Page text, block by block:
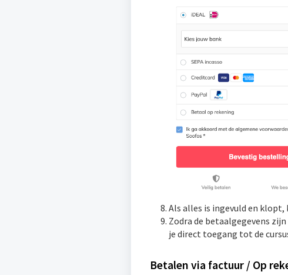
Als alles is ingevuld en klopt,
Zodra de betaalgegevens
je direct toegang tot de
Betalen via factuur / Op